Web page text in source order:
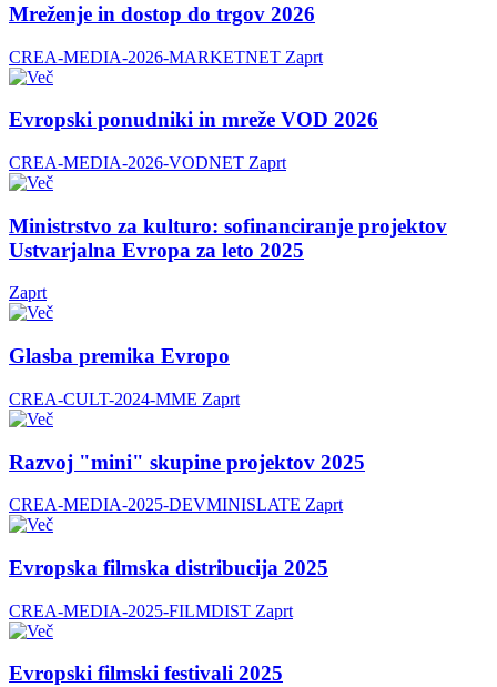
Mreženje in dostop do trgov 2026
CREA-MEDIA-2026-MARKETNET Zaprt
Evropski ponudniki in mreže VOD 2026
CREA-MEDIA-2026-VODNET Zaprt
Ministrstvo za kulturo: sofinanciranje projektov
Ustvarjalna Evropa za leto 2025
Zaprt
Glasba premika Evropo
CREA-CULT-2024-MME Zaprt
Razvoj "mini" skupine projektov 2025
CREA-MEDIA-2025-DEVMINISLATE Zaprt
Evropska filmska distribucija 2025
CREA-MEDIA-2025-FILMDIST Zaprt
Evropski filmski festivali 2025